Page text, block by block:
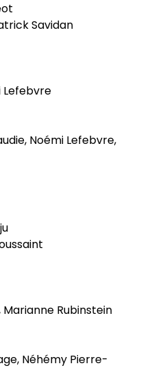
Savidan
Lefebvre
Noémi Lefebvre,
Rubinstein
Néhémy Pierre-